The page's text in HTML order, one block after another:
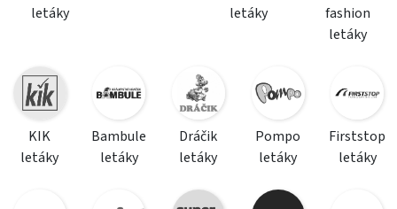
letáky
letáky
fashion
letáky
KIK
letáky
Bambule
letáky
Dráčik
letáky
Pompo
letáky
Firststop
letáky